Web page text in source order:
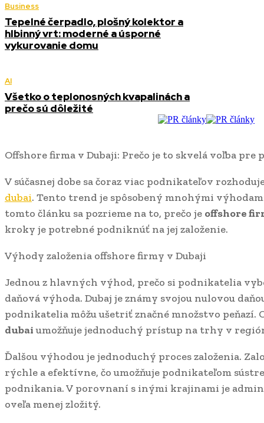
Business
Tepelné čerpadlo, plošný kolektor a
hlbinný vrt: moderné a úsporné
vykurovanie domu
AI
Všetko o teplonosných kvapalinách a
prečo sú dôležité
Offshore firma v Dubaji: Prečo je to skvelá voľba pre
V súčasnej dobe sa čoraz viac podnikateľov
dubai. Tento trend je spôsobený mnohými
tomto článku sa pozrieme na to, prečo je offshore
kroky je potrebné podniknúť na jej založenie.
Výhody založenia offshore firmy v Dubaji
Jednou z hlavných výhod, prečo si podnikatelia
daňová výhoda. Dubaj je známy svojou nulovou
podnikatelia môžu ušetriť značné množstvo peňazí.
dubaiumožňuje jednoduchý prístup na trhy v
Ďalšou výhodou je jednoduchý proces založenia.
rýchle a efektívne, čo umožňuje podnikateľom
podnikania. V porovnaní s inými krajinami je
oveľa menej zložitý.